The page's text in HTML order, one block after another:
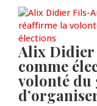
Alix Didier
comme
volonté du